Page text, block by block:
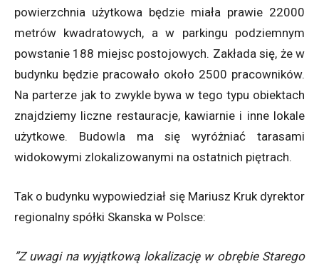
powierzchnia użytkowa będzie miała prawie 22000
metrów kwadratowych, a w parkingu podziemnym
powstanie 188 miejsc postojowych. Zakłada się, że w
budynku będzie pracowało około 2500 pracowników.
Na parterze jak to zwykle bywa w tego typu obiektach
znajdziemy liczne restauracje, kawiarnie i inne lokale
użytkowe. Budowla ma się wyróżniać tarasami
widokowymi zlokalizowanymi na ostatnich piętrach.
Tak o budynku wypowiedział się Mariusz Kruk dyrektor
regionalny spółki Skanska w Polsce:
”Z uwagi na wyjątkową lokalizację w obrębie Starego